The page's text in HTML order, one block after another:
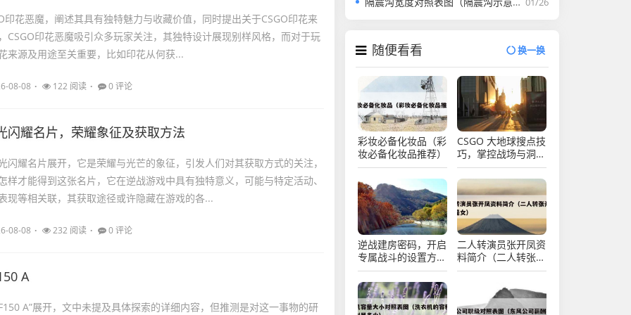
印花恶魔，阐述其具有独特魅力与收藏价值，同时提出关于CSGO印花来
CSGO印花恶魔吸引众多玩家关注，其独特设计展现别样风格，而对于玩
来源及用途至关重要，比如印花从何获...
08-08 122 阅读 0 评论
闪耀名片，荣耀象征及获取方法
闪耀名片展开，它是荣耀与光芒的象征，引发人们对其获取方式的关注，
样才能得到这张名片，它在逆战游戏中具有独特意义，可能与特定活动、
现等相关联，其获取途径或许隐藏在游戏的各...
08-08 232 阅读 0 评论
A
A”展开，文中未提及具体探索的详细内容，但推测是对这一事物的研
随便看看 换一换
彩妆必备化妆品（彩
妆必备化妆品推荐）
CSGO 大地球搜点技
巧，掌控战场与洞察
先机全解析
逆战建房密码，开启
专属战斗的设置方法
与钥匙作用
二人转演员张开凤资
料简介（二人转张开
凤是男还是女）